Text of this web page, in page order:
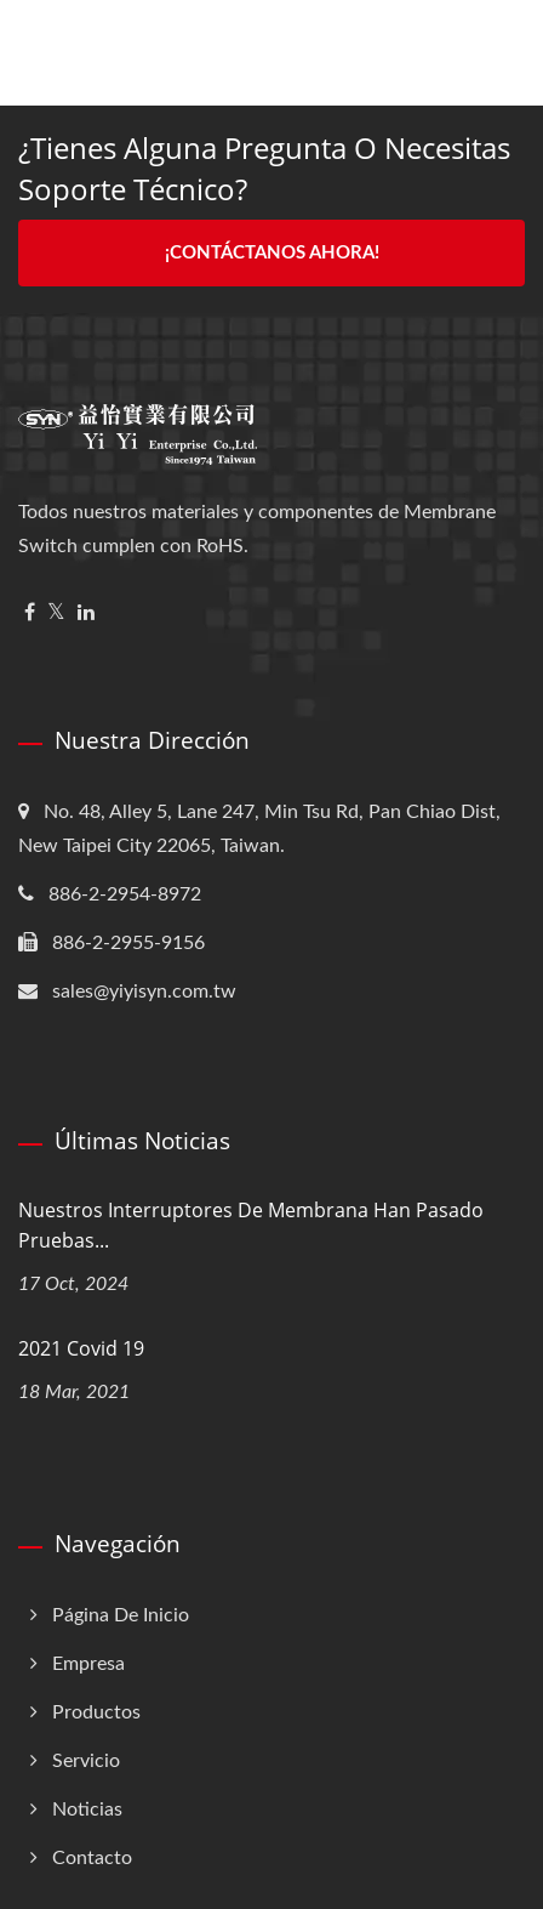
¿Tienes Alguna Pregunta O Necesitas
Soporte Técnico?
¡CONTÁCTANOS AHORA!
Todos nuestros materiales y componentes de Membrane
Switch cumplen con RoHS.
Nuestra Dirección
No. 48, Alley 5, Lane 247, Min Tsu Rd, Pan Chiao Dist,
New Taipei City 22065, Taiwan.
886-2-2954-8972
886-2-2955-9156
sales@yiyisyn.com.tw
Últimas Noticias
Nuestros Interruptores De Membrana Han Pasado
Pruebas...
17 Oct, 2024
2021 Covid 19
18 Mar, 2021
Navegación
Página De Inicio
Empresa
Productos
Servicio
Noticias
Contacto